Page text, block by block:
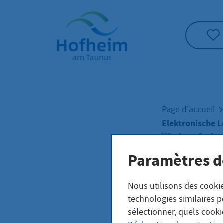
Accueil"
Page d'accueil
Elektronische
Paramètres
Nous utilisons des
technologies similaires
sélectionner, quels